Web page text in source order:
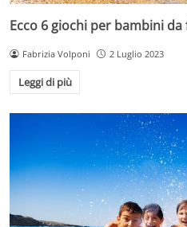
Ecco 6 giochi per bambini
Fabrizia Volponi 2 Luglio 2023
Leggi di più